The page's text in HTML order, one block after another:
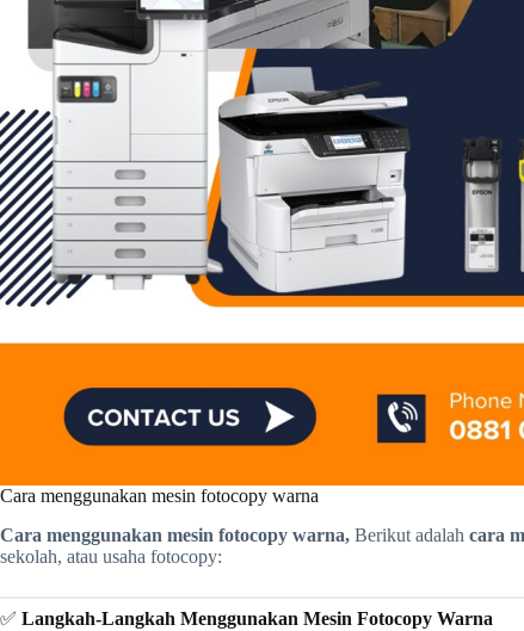
Cara menggunakan mesin fotocopy warna
Cara menggunakan mesin fotocopy warna, Berikut adalah cara
sekolah, atau usaha fotocopy:
✅ Langkah-Langkah Menggunakan Mesin Fotocopy Warna